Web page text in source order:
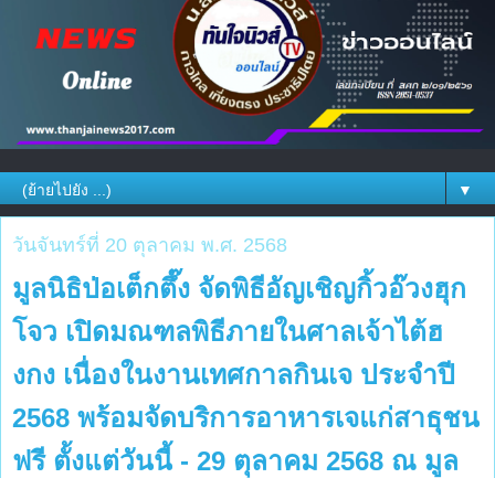
▼
วันจันทร์ที่ 20 ตุลาคม พ.ศ. 2568
มูลนิธิป่อเต็กตึ๊ง จัดพิธีอัญเชิญกิ้วอ๊วงฮุก
โจว เปิดมณฑลพิธีภายในศาลเจ้าไต้ฮ
งกง เนื่องในงานเทศกาลกินเจ ประจำปี
2568 พร้อมจัดบริการอาหารเจแก่สาธุชน
ฟรี ตั้งแต่วันนี้ - 29 ตุลาคม 2568 ณ มูล